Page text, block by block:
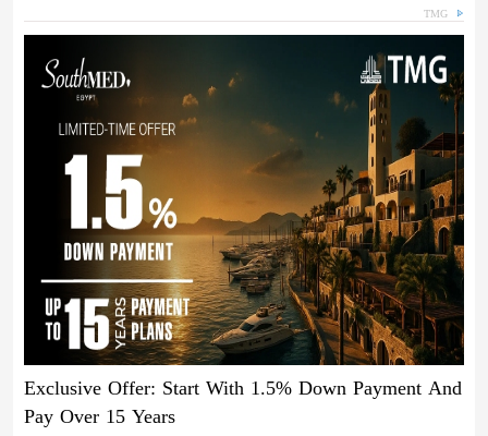
TMG
Exclusive Offer: Start With 1.5% Down Payment And
Pay Over 15 Years